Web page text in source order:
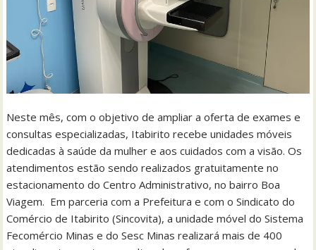
Neste mês, com o objetivo de ampliar a oferta de exames e
consultas especializadas, Itabirito recebe unidades móveis
dedicadas à saúde da mulher e aos cuidados com a visão. Os
atendimentos estão sendo realizados gratuitamente no
estacionamento do Centro Administrativo, no bairro Boa
Viagem. Em parceria com a Prefeitura e com o Sindicato do
Comércio de Itabirito (Sincovita), a unidade móvel do Sistema
Fecomércio Minas e do Sesc Minas realizará mais de 400